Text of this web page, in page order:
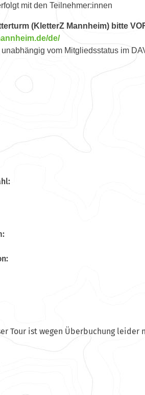
mit den Teilnehmer:innen
(KletterZ Mannheim) bitte
de/
vom Mitgliedsstatus im
Tour ist wegen Überbuchung leider